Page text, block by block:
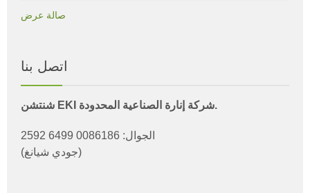
صالة عرض
اتصل بنا
شنتشن EKI شركة إنارة الصناعية المحدودة.
الجوال: 0086186 6499 2592
(جودي شيانغ)